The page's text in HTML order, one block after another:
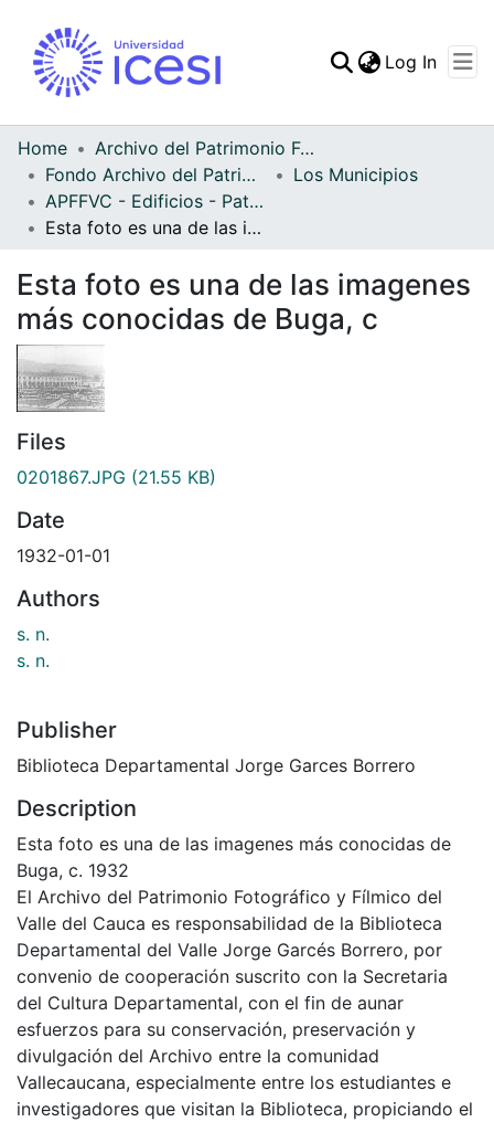
Statistics
Log In
Home
Archivo del Patrimonio Fotográfico y Fílmico del Valle del Cauca
Fondo Archivo del Patrimonio Fotográfico y Fílmico del Valle del Cauca
Los Municipios
APFFVC - Edificios - Patrimonial
Esta foto es una de las imagenes más conocidas de Buga, c
Esta foto es una de las imagenes
más conocidas de Buga, c
Files
0201867.JPG (21.55 KB)
Date
1932-01-01
Authors
s. n.
s. n.
Publisher
Biblioteca Departamental Jorge Garces Borrero
Description
Esta foto es una de las imagenes más conocidas de
Buga, c. 1932
El Archivo del Patrimonio Fotográfico y Fílmico del
Valle del Cauca es responsabilidad de la Biblioteca
Departamental del Valle Jorge Garcés Borrero, por
convenio de cooperación suscrito con la Secretaria
del Cultura Departamental, con el fin de aunar
esfuerzos para su conservación, preservación y
divulgación del Archivo entre la comunidad
Vallecaucana, especialmente entre los estudiantes e
investigadores que visitan la Biblioteca, propiciando el